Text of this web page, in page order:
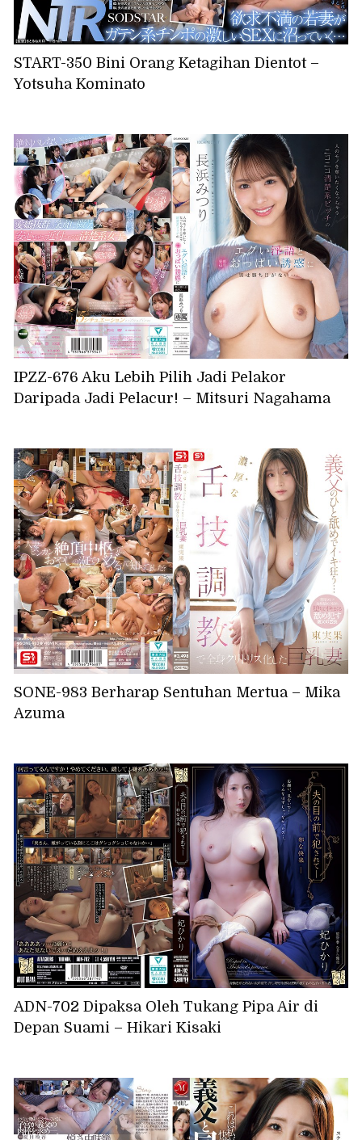
START-350 Bini Orang Ketagihan Dientot –
Yotsuha Kominato
IPZZ-676 Aku Lebih Pilih Jadi Pelakor
Daripada Jadi Pelacur! – Mitsuri Nagahama
SONE-983 Berharap Sentuhan Mertua – Mika
Azuma
ADN-702 Dipaksa Oleh Tukang Pipa Air di
Depan Suami – Hikari Kisaki